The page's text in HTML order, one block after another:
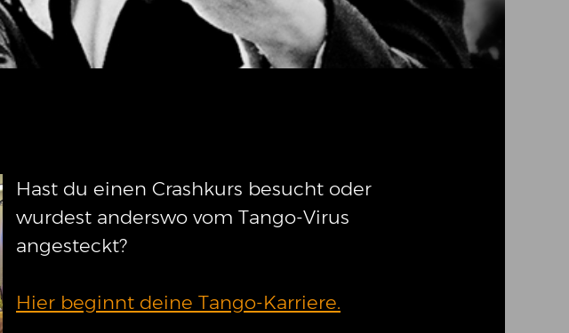
Hast du einen Crashkurs besucht oder
wurdest anderswo vom Tango-Virus
angesteckt?
Hier beginnt deine Tango-Karriere.